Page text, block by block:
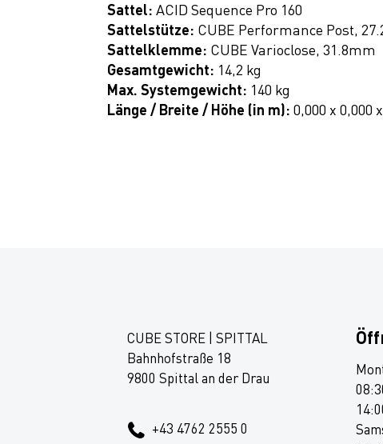
Sattel:ACID Sequence Pro 160
Sattelstütze: CUBE Performance Post,
Sattelklemme: CUBE Varioclose, 31.8mm
Gesamtgewicht: 14,2 kg
Max. Systemgewicht: 140 kg
Länge / Breite / Höhe (in m):0,000 x 0,000
CUBE STORE | SPITTAL
Bahnhofstraße 18
9800 Spittal an der Drau
+43 4762 2555 0